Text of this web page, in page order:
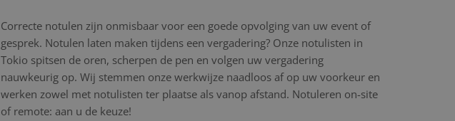
Correcte notulen zijn onmisbaar voor een goede opvolging van uw event of
gesprek. Notulen laten maken tijdens een vergadering? Onze notulisten in
Tokio spitsen de oren, scherpen de pen en volgen uw vergadering
nauwkeurig op. Wij stemmen onze werkwijze naadloos af op uw voorkeur en
werken zowel met notulisten ter plaatse als vanop afstand. Notuleren on-site
of remote: aan u de keuze!